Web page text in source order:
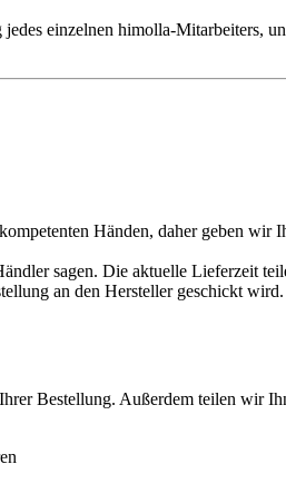
einzelnen himolla-Mitarbeiters,
Händen, daher geben
sagen. Die aktuelle Lieferzeit
an den Hersteller geschickt wird.
Bestellung. Außerdem teilen wir